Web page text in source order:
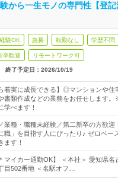
から一生モノの専門性【登
験OK 急募 転勤なし 学歴不問
卒歓迎 リモートワーク可
終了予定日： 2026/10/19
着実に成長できる】◎マンションや住
書類作成などの業務をお任せします
学べます！
業種・職種未経験／第二新卒の方歓迎
職」を目指す人にぴったり♪ ゼロベー
ます！
マイカー通勤OK】 ＜本社＞ 愛知県名
目502番地 ＜名駅オフ…